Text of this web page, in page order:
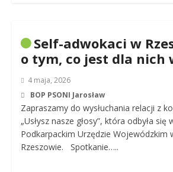
Self-adwokaci w
o tym, co jest dla nich
4 maja, 2026
BOP PSONI Jarosław
Zapraszamy do wysłuchania relacji z
„Usłysz nasze głosy”, która odbyła się
Podkarpackim Urzędzie Wojewódzkim
Rzeszowie. Spotkanie…..